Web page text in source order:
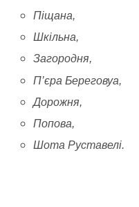
Піщана,
Шкільна,
Загородня,
П’єра Береговуа,
Дорожня,
Попова,
Шота Руставелі.